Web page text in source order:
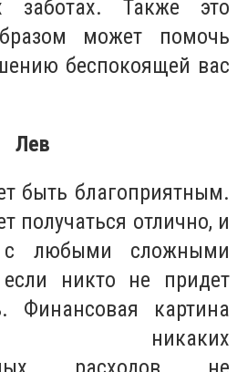
заботах. Также это
может помочь
беспокоящей вас
Лев
быть благоприятным.
получаться отлично, и
с любыми сложными
никто не придет
картина
никаких